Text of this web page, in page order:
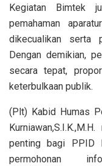
Kegiatan Bimtek
pemahaman
dikecualikan serta
Dengan demikian,
secara tepat,
keterbulkaan publik.
(Plt) Kabid Humas
penting bagi PPID
permohonan